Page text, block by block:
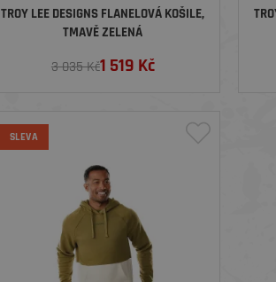
TROY LEE DESIGNS FLANELOVÁ KOŠILE,
TMAVĚ ZELENÁ
3 035 Kč1 519 Kč
SLEVA